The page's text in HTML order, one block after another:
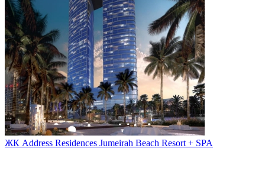
ЖК Address Residences Jumeirah Beach Resort + SPA